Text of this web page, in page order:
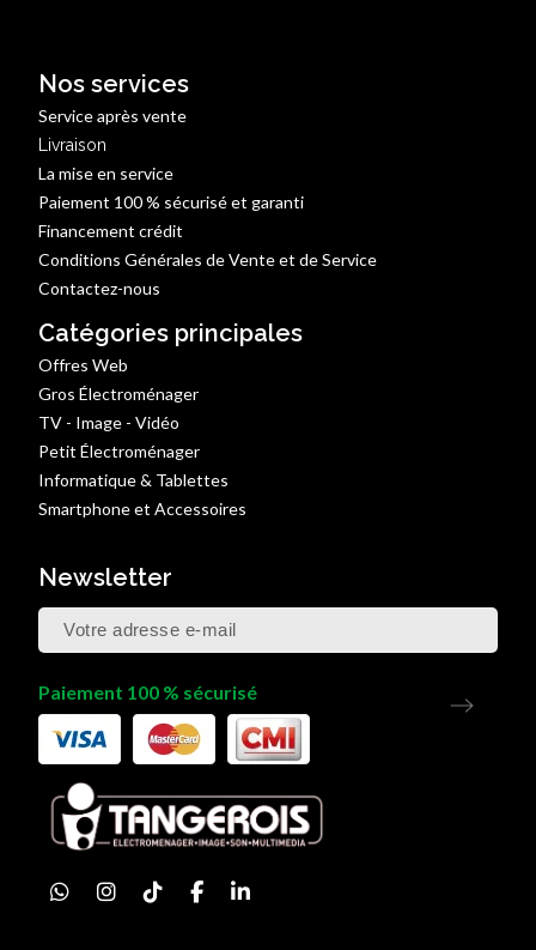
Nos services
Service après vente
Livraison
La mise en service
Paiement 100 % sécurisé et garanti
Financement crédit
Conditions Générales de Vente et de Service
Contactez-nous
Catégories principales
Offres Web
Gros Électroménager
TV - Image - Vidéo
Petit Électroménager
Informatique & Tablettes
Smartphone et Accessoires
Newsletter
Paiement 100 % sécurisé